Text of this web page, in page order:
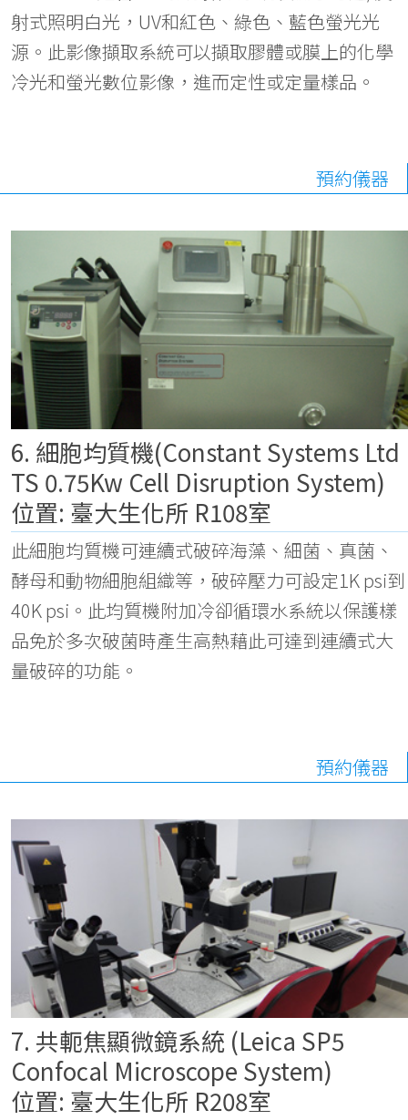
射式照明白光，UV和紅色、綠色、藍色螢光光
源。此影像擷取系統可以擷取膠體或膜上的化學
冷光和螢光數位影像，進而定性或定量樣品。
預約儀器
6. 細胞均質機(Constant Systems Ltd
TS 0.75Kw Cell Disruption System)
位置: 臺大生化所 R108室
此細胞均質機可連續式破碎海藻、細菌、真菌、
酵母和動物細胞組織等，破碎壓力可設定1K psi到
40K psi。此均質機附加冷卻循環水系統以保護樣
品免於多次破菌時產生高熱藉此可達到連續式大
量破碎的功能。
預約儀器
7. 共軛焦顯微鏡系統 (Leica SP5
Confocal Microscope System)
位置: 臺大生化所 R208室